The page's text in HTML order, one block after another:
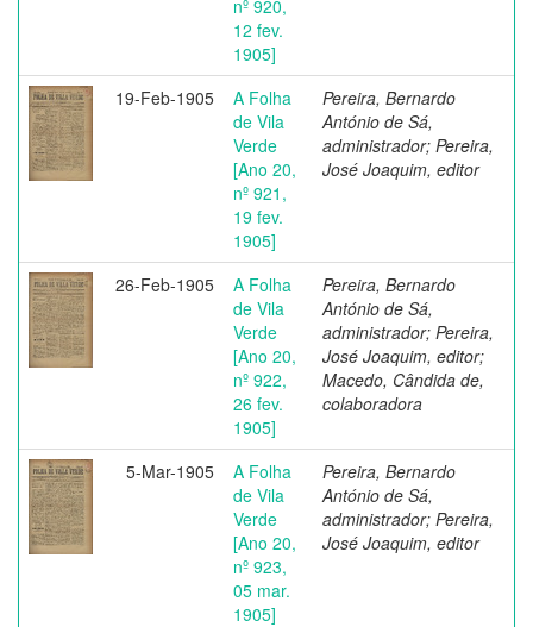
nº 920,
12 fev.
1905]
19-Feb-1905
A Folha
de Vila
Verde
[Ano 20,
nº 921,
19 fev.
1905]
Pereira, Bernardo
António de Sá,
administrador; Pereira,
José Joaquim, editor
26-Feb-1905
A Folha
de Vila
Verde
[Ano 20,
nº 922,
26 fev.
1905]
Pereira, Bernardo
António de Sá,
administrador; Pereira,
José Joaquim, editor;
Macedo, Cândida de,
colaboradora
5-Mar-1905
A Folha
de Vila
Verde
[Ano 20,
nº 923,
05 mar.
1905]
Pereira, Bernardo
António de Sá,
administrador; Pereira,
José Joaquim, editor